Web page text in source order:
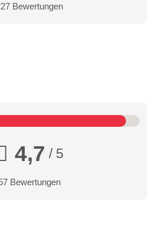
Bewertungen
4,7 / 5
Bewertungen